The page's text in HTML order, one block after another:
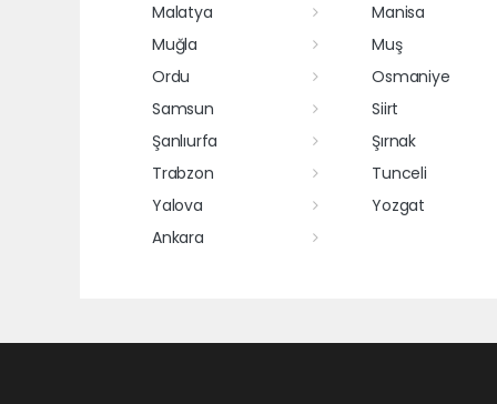
Malatya
Manisa
Muğla
Muş
Ordu
Osmaniye
Samsun
Siirt
Şanlıurfa
Şırnak
Trabzon
Tunceli
Yalova
Yozgat
Ankara